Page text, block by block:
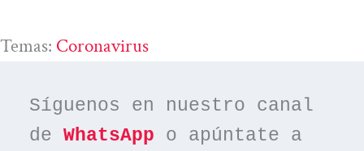
Temas: Coronavirus
Síguenos en nuestro canal
de WhatsApp o apúntate a